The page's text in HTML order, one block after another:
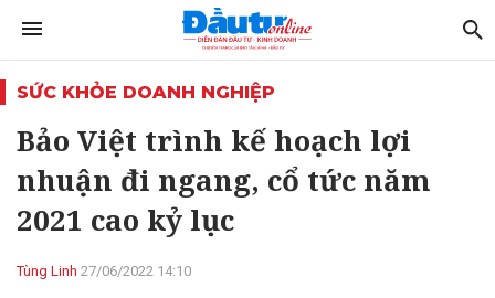
SỨC KHỎE DOANH NGHIỆP
Bảo Việt trình kế hoạch lợi
nhuận đi ngang, cổ tức năm
2021 cao kỷ lục
Tùng Linh 27/06/2022 14:10